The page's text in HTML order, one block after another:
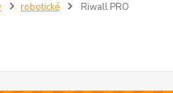
robotické Riwall PRO